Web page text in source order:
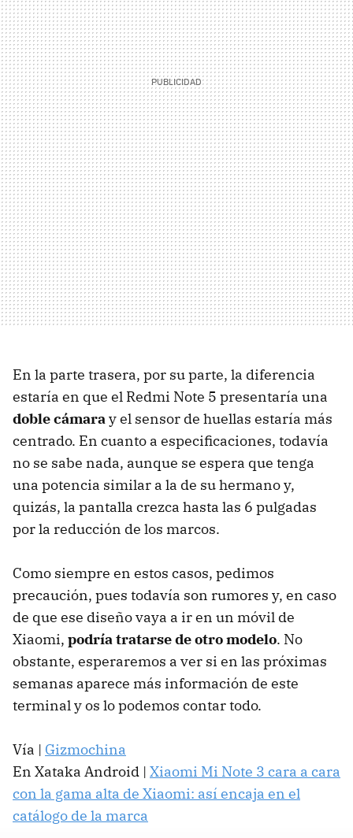
En la parte trasera, por su parte, la diferencia
estaría en que el Redmi Note 5 presentaría una
doble cámaray el sensor de huellas estaría más
centrado. En cuanto a especificaciones, todavía
no se sabe nada, aunque se espera que tenga
una potencia similar a la de su hermano y,
quizás, la pantalla crezca hasta las 6 pulgadas
por la reducción de los marcos.
Como siempre en estos casos, pedimos
precaución, pues todavía son rumores y, en caso
de que ese diseño vaya a ir en un móvil de
Xiaomi, podría tratarse de otro modelo. No
obstante, esperaremos a ver si en las próximas
semanas aparece más información de este
terminal y os lo podemos contar todo.
Vía | Gizmochina
En Xataka Android | Xiaomi Mi Note 3 cara a cara
con la gama alta de Xiaomi: así encaja en el
catálogo de la marca